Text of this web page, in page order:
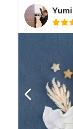
Yumi